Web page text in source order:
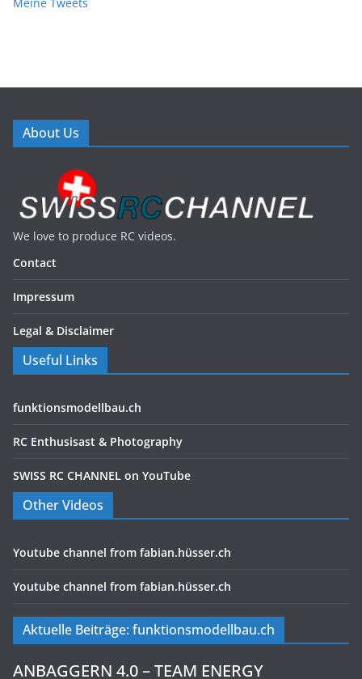
About Us
We love to produce RC videos.
Contact
Impressum
Legal & Disclaimer
Useful Links
funktionsmodellbau.ch
RC Enthusisast & Photography
SWISS RC CHANNEL on YouTube
Other Videos
Youtube channel from fabian.hüsser.ch
Youtube channel from fabian.hüsser.ch
Aktuelle Beiträge: funktionsmodellbau.ch
ANBAGGERN 4.0 – TEAM ENERGY